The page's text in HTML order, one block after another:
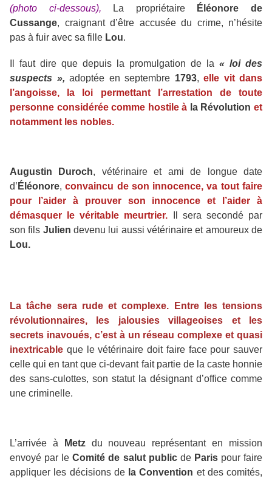
(photo ci-dessous), La propriétaire
Éléonore de
Cussange, craignant d’être accusée du crime, n’hésite
pas à fuir avec sa fille Lou.
Il faut dire que depuis la promulgation de la « loi des
suspects », adoptée en septembre 1793, elle vit dans
l’angoisse, la loi permettant l’arrestation de toute
personne considérée comme hostile à la Révolution et
notamment les nobles.
Augustin Duroch, vétérinaire et ami de longue date
d’ Éléonore,convaincu de son innocence, va tout faire
pour l’aider à prouver son innocence et l’aider à
démasquer le véritable meurtrier. Il sera secondé par
son fils Julien devenu lui aussi vétérinaire et amoureux de
Lou.
La tâche sera rude et complexe. Entre les tensions
révolutionnaires, les jalousies villageoises et les
secrets inavoués, c’est à un réseau complexe et quasi
inextricable que le vétérinaire doit faire face pour sauver
celle qui en tant que ci-devant fait partie de la caste honnie
des sans-culottes, son statut la désignant d’office comme
une criminelle.
L’arrivée à Metzdu nouveau représentant en mission
envoyé par leComité de salut publicde Parispour faire
appliquer les décisions de la Convention et des comités,